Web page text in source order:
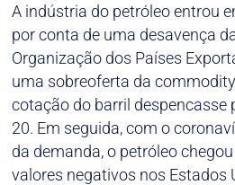
A indústria do petróleo entrou
por conta de uma desavença
Organização dos Países
uma sobreoferta da
cotação do barril despencasse
20. Em seguida, com o
da demanda, o petróleo
valores negativos nos Estados